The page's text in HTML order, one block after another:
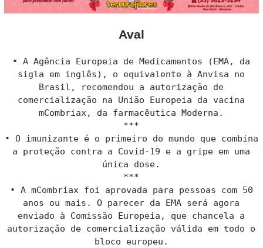
Aval
• A Agência Europeia de Medicamentos (EMA, da
sigla em inglês), o equivalente à Anvisa no
Brasil, recomendou a autorização de
comercialização na União Europeia da vacina
mCombriax, da farmacêutica Moderna.
***
• O imunizante é o primeiro do mundo que combina
a proteção contra a Covid-19 e a gripe em uma
única dose.
***
• A mCombriax foi aprovada para pessoas com 50
anos ou mais. O parecer da EMA será agora
enviado à Comissão Europeia, que chancela a
autorização de comercialização válida em todo o
bloco europeu.